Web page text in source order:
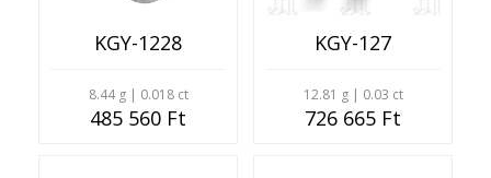
KGY-1228
8.44 g | 0.018 ct
485 560 Ft
KGY-127
12.81 g | 0.03 ct
726 665 Ft